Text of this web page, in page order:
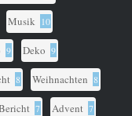
Musik 10
9 Deko 9
8 Weihnachten 8
7 Advent 7